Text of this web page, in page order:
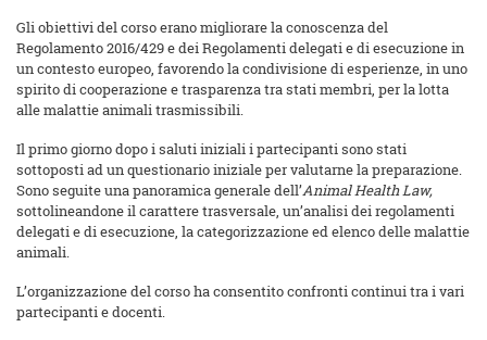
Gli obiettivi del corso erano migliorare la conoscenza del
Regolamento 2016/429 e dei Regolamenti delegati e di esecuzione in
un contesto europeo, favorendo la condivisione di esperienze, in uno
spirito di cooperazione e trasparenza tra stati membri, per la lotta
alle malattie animali trasmissibili.
Il primo giorno dopo i saluti iniziali i partecipanti sono stati
sottoposti ad un questionario iniziale per valutarne la preparazione.
Sono seguite una panoramica generale dell’Animal Health Law,
sottolineandone il carattere trasversale, un’analisi dei regolamenti
delegati e di esecuzione, la categorizzazione ed elenco delle malattie
animali.
L’organizzazione del corso ha consentito confronti continui tra i vari
partecipanti e docenti.